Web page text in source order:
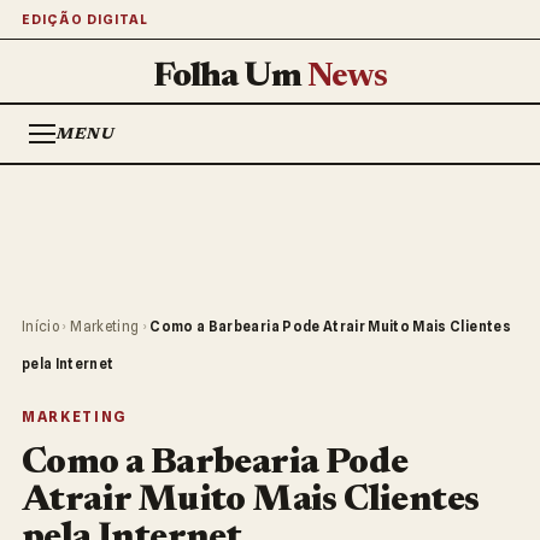
EDIÇÃO DIGITAL
Folha UmNews
MENU
Início › Marketing › Como a Barbearia Pode Atrair Muito Mais Clientes
pela Internet
MARKETING
Como a Barbearia Pode
Atrair Muito Mais Clientes